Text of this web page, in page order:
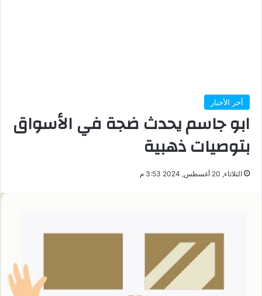
آخر الأخبار
ابو جاسم يحدث ضجة في الأسواق
بتوصيات ذهبية
الثلاثاء, 20 أغسطس, 2024 3:53 م